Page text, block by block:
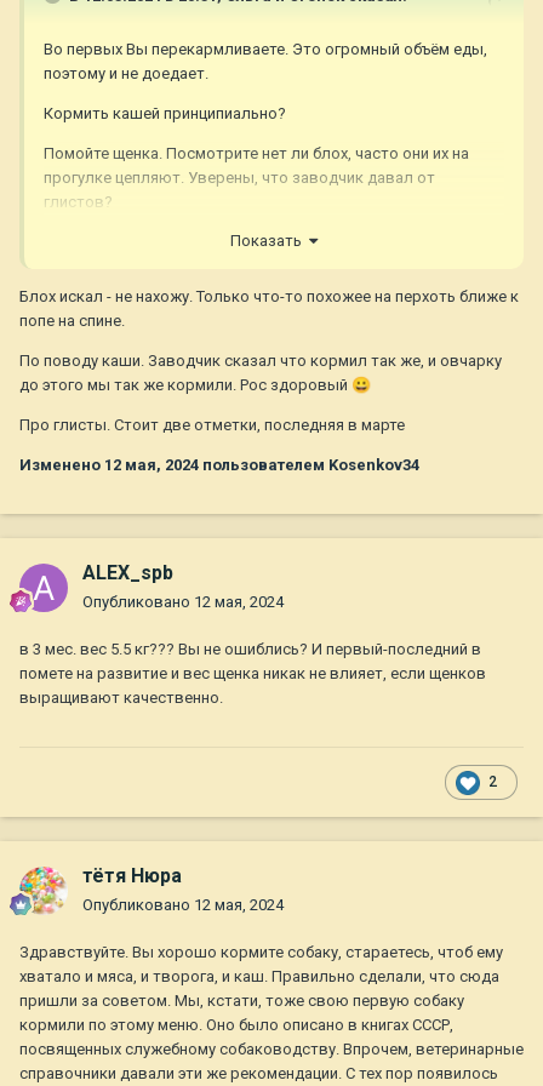
Во первых Вы перекармливаете. Это огромный объём еды,
поэтому и не доедает.
Кормить кашей принципиально?
Помойте щенка. Посмотрите нет ли блох, часто они их на
прогулке цепляют. Уверены, что заводчик давал от
глистов?
Показать
Блох искал - не нахожу. Только что-то похожее на перхоть ближе к
попе на спине.
По поводу каши. Заводчик сказал что кормил так же, и овчарку
до этого мы так же кормили. Рос здоровый 😀
Про глисты. Стоит две отметки, последняя в марте
Изменено 12 мая, 2024 пользователем Kosenkov34
ALEX_spb
Опубликовано 12 мая, 2024
в 3 мес. вес 5.5 кг??? Вы не ошиблись? И первый-последний в
помете на развитие и вес щенка никак не влияет, если щенков
выращивают качественно.
2
тётя Нюра
Опубликовано 12 мая, 2024
Здравствуйте. Вы хорошо кормите собаку, стараетесь, чтоб ему
хватало и мяса, и творога, и каш. Правильно сделали, что сюда
пришли за советом. Мы, кстати, тоже свою первую собаку
кормили по этому меню. Оно было описано в книгах СССР,
посвященных служебному собаководству. Впрочем, ветеринарные
справочники давали эти же рекомендации. С тех пор появилось